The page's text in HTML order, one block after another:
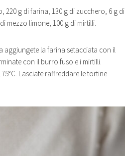
220 g di farina, 130 g di zucchero, 6 g di
mezzo limone, 100 g di mirtilli.
aggiungete la farina setacciata con il
con il burro fuso e i mirtilli.
Lasciate raffreddare le tortine